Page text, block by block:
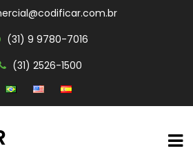
(31) 9 9780-7016
(31) 2526-1500